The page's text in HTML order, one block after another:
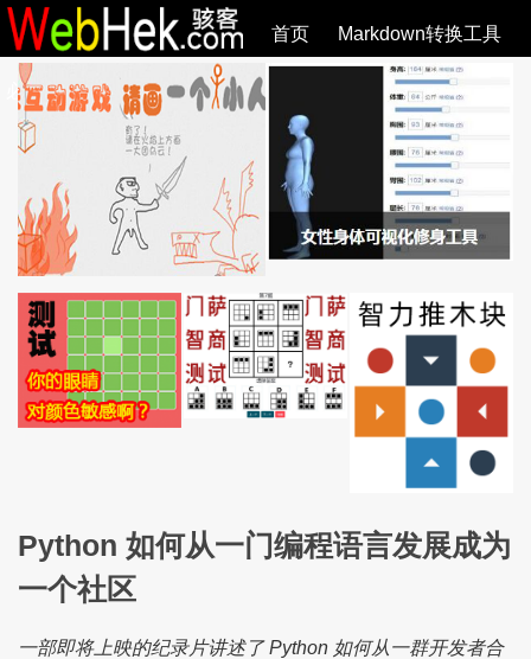
首页 Markdown转换工具
必观作品 SVG教程 SVG手册 全部文章
Python 如何从一门编程语言发展成为
一个社区
一部即将上映的纪录片讲述了 Python 如何从一群开发者合